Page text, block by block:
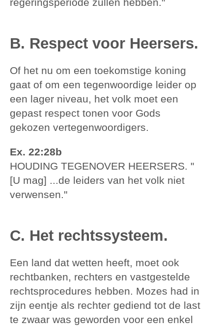
regeringsperiode zullen hebben."
B. Respect voor Heersers.
Of het nu om een toekomstige koning
gaat of om een tegenwoordige leider op
een lager niveau, het volk moet een
gepast respect tonen voor Gods
gekozen vertegenwoordigers.
Ex. 22:28b
HOUDING TEGENOVER HEERSERS. "
[U mag] ...de leiders van het volk niet
verwensen."
C. Het rechtssysteem.
Een land dat wetten heeft, moet ook
rechtbanken, rechters en vastgestelde
rechtsprocedures hebben. Mozes had in
zijn eentje als rechter gediend tot de last
te zwaar was geworden voor een enkel